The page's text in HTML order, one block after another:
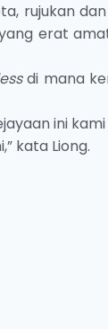
rujukan
erat
di mana
ini
kata Liong.